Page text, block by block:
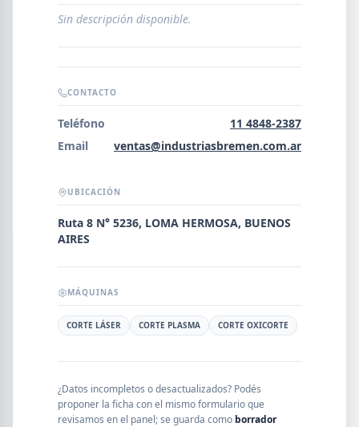
EMPRESAS AGREGAR EMPRESA
Error al cargar empresas.
NOMBRE
SEGMENTO
Sin descripción disponible.
CONTACTO
Teléfono
11 4848-2387
Email
ventas@industriasbremen.com.ar
UBICACIÓN
Ruta 8 N° 5236, LOMA HERMOSA, BUENOS
AIRES
MÁQUINAS
CORTE LÁSER CORTE PLASMA CORTE OXICORTE
¿Datos incompletos o desactualizados? Podés
proponer la ficha con el mismo formulario que
revisamos en el panel; se guarda como borrador